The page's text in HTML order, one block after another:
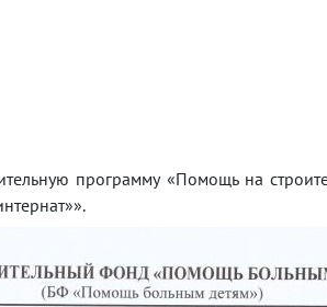
программу «Помощь на